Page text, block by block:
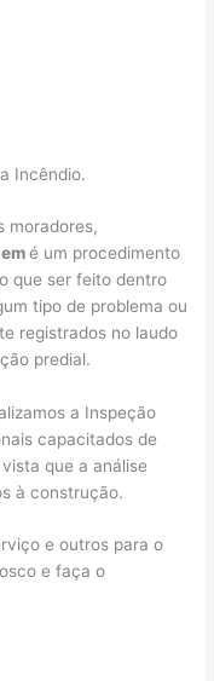
Incêndio.
moradores,
é um procedimento
que ser feito dentro
tipo de problema ou
registrados no laudo
predial.
a Inspeção
capacitados de
que a análise
à construção.
e outros para o
e faça o